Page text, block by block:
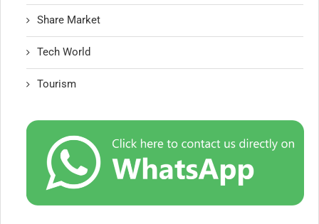
Share Market
Tech World
Tourism